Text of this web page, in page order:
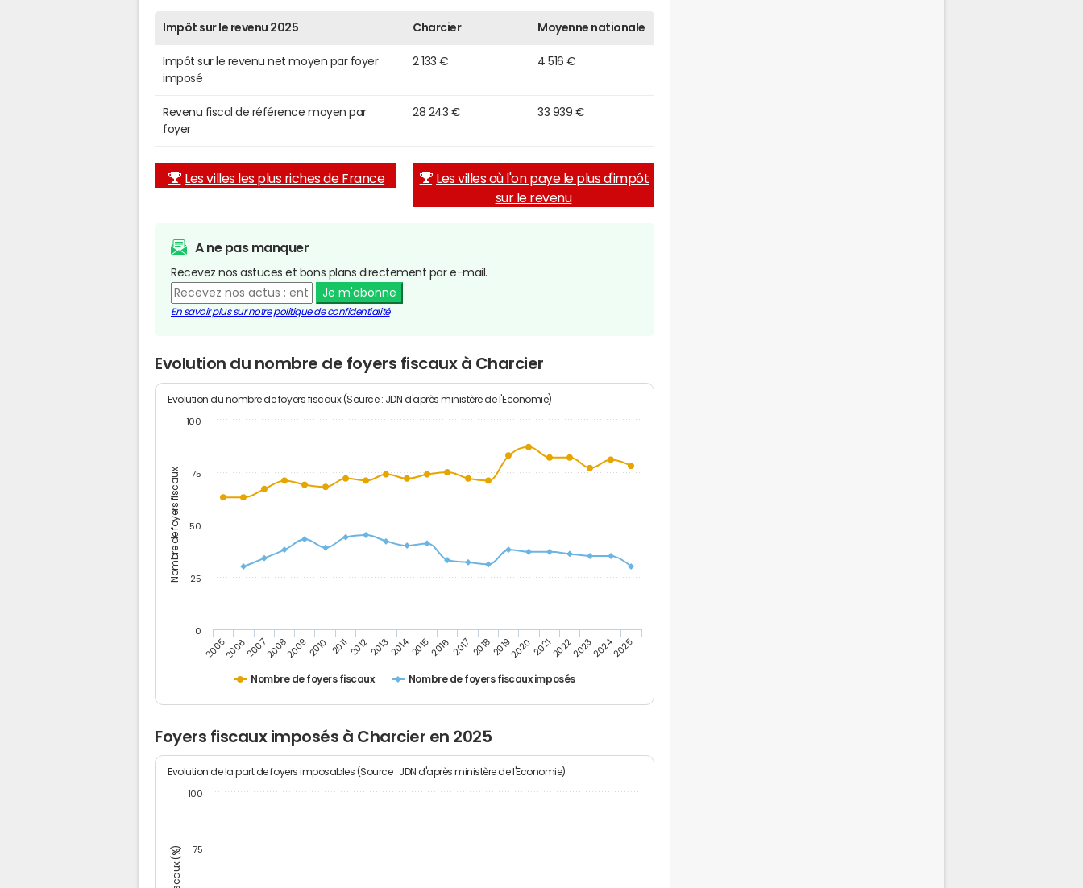
Impôt sur le revenu 2025 Charcier Moyenne nationale
Impôt sur le revenu net moyen par foyer
imposé
2 133 € 4 516 €
Revenu fiscal de référence moyen par
foyer
28 243 € 33 939 €
Les villes les plus riches de France
Les villes où l'on paye le plus d'impôt
sur le revenu
A ne pas manquer
Recevez nos astuces et bons plans directement par e-mail.
Je m'abonne
En savoir plus sur notre politique de confidentialité
Evolution du nombre de foyers fiscaux à Charcier
Nombre de foyers fiscaux
Evolution du nombre de foyers fiscaux (Source : JDN d'après ministère de l'Economie)
Nombre de foyers fiscaux Nombre de foyers fiscaux imposés
200520062007200820092010 201120122013201420152016 2017 20182019202020212022202320242025
0
25
50
75
100
Foyers fiscaux imposés à Charcier en 2025
Evolution de la part de foyers imposables (Source : JDN d'après ministère de l'Economie)
75
100